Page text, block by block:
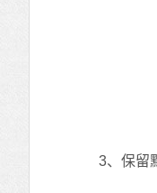
3、保留默